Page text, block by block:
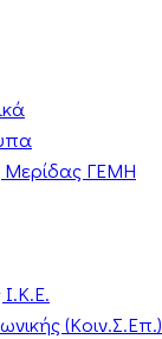
Μερίδας ΓΕΜΗ
(Κοιν.Σ.Επ.)